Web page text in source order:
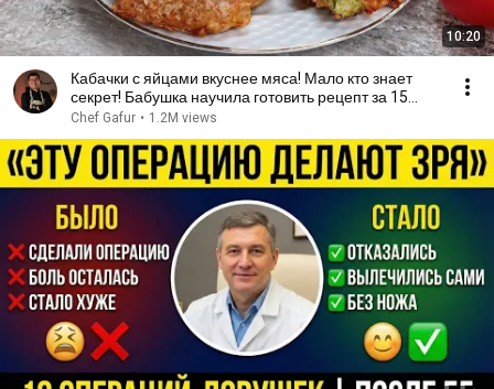
10:20
Кабачки с яйцами вкуснее мяса! Мало кто знает
секрет! Бабушка научила готовить рецепт за 15
минут
Chef Gafur • 1.2M views